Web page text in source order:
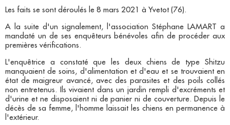
Les faits se sont déroulés le 8 mars 2021 à Yvetot (76).
A la suite d'un signalement, l'association Stéphane LAMART a
mandaté un de ses enquêteurs bénévoles afin de procéder aux
premières vérifications.
L'enquêtrice a constaté que les deux chiens de type Shitzu
manquaient de soins, d'alimentation et d'eau et se trouvaient en
état de maigreur avancé, avec des parasites et des poils collés
non entretenus. Ils vivaient dans un jardin rempli d'excréments et
d'urine et ne disposaient ni de panier ni de couverture. Depuis le
décès de sa femme, l'homme laissait les chiens en permanence à
l'extérieur.